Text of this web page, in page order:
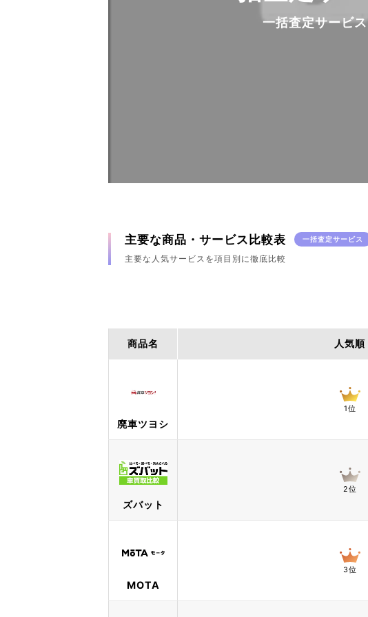
一括査定サービス
主要な商品・サービス比較表 一括査定サービス
主要な人気サービスを項目別に徹底比較
商品名 人気順
廃車ツヨシ
1位
ズバット
2位
MOTA
3位